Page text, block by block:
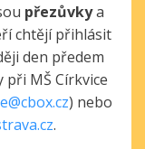
přezůvkya
chtějí přihlásit
den předem
při MŠ Církvice
) nebo
.